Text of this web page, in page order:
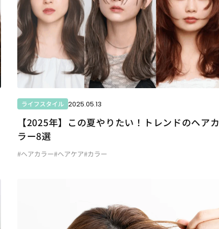
ライフスタイル 2025.05.13
【2025年】この夏やりたい！トレンドのヘアカ
ラー8選
#ヘアカラー#ヘアケア#カラー